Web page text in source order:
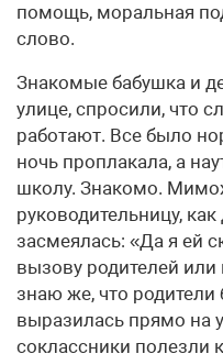
помощь, моральная
слово.
Знакомые бабушка и
улице, спросили, что
работают. Все было
ночь проплакала, а
школу. Знакомо.
руководительницу,
засмеялась: «Да я ей
вызову родителей или
знаю же, что
выразилась прямо на
соклассники полезли